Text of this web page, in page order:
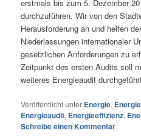
erstmals bis zum 5. Dezember
durchzuführen. Wir von den
Herausforderung an und helfen
Niederlassungen internationaler
gesetzlichen Anforderungen zu
Zeitpunkt des ersten Audits soll
weiteres Energieaudit
Veröffentlicht unter Energie,
Energieaudit, Energieeffizienz,
Schreibe einen Kommentar